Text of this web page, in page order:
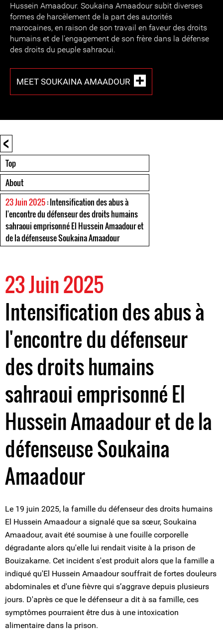
Hussein Amaadour. Soukaina Amaadour subit diverses
formes de harcèlement de la part des autorités
marocaines, en raison de son travail en faveur des droits
humains et de l'engagement de son frère dans la défense
des droits du peuple sahraoui.
MEET SOUKAINA AMAADOUR
<
Top
About
23 Juin 2025: Intensification des abus à
l'encontre du défenseur des droits humains
sahraoui emprisonné El Hussein Amaadour et
de la défenseuse Soukaina Amaadour
23 Juin 2025
Intensification des abus à
l'encontre du défenseur
des droits humains
sahraoui emprisonné El
Hussein Amaadour et de la
défenseuse Soukaina
Amaadour
Le 19 juin 2025, la famille du défenseur des droits humains
El Hussein Amaadour a signalé que sa sœur, Soukaina
Amaadour, avait été soumise à une fouille corporelle
dégradante alors qu'elle lui rendait visite à la prison de
Bouizakarne. Cet incident s'est produit alors que la famille a
indiqué qu'El Hussein Amaadour souffrait de fortes douleurs
abdominales et d'une fièvre qui s’aggrave depuis plusieurs
jours. D'après ce que le défenseur a dit à sa famille, ces
symptômes pourraient être dus à une intoxication
alimentaire dans la prison.